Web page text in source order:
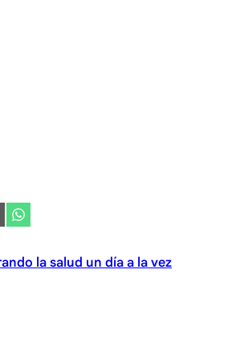
Compartir
en
la salud un día a la vez